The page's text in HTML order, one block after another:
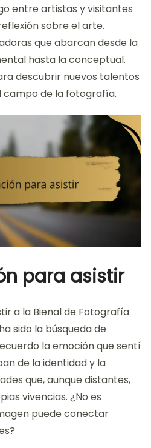
entre artistas y visitantes
sobre el arte.
que abarcan desde la
hasta la conceptual.
descubrir nuevos talentos
campo de la fotografía.
para asistir
a la Bienal de Fotografía
sido la búsqueda de
la emoción que sentí
de la identidad y la
que, aunque distantes,
vivencias. ¿No es
puede conectar